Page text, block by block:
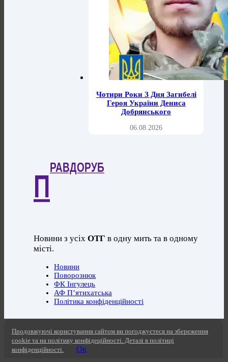
Чотири Роки З Дня Загибелі
Героя України Дениса
Добрянського
06.08.2026
П
РАВДОРУБ
Новини з усіхОТГ в одну мить та в одному
місті.
Новини
Поворознюк
ФК Інгулець
АФ П’ятихатська
Політика конфіденційності
Продовжуючі користування сайтом ви погоджуєтеся на збереження
cookie та на політику конфідеційності. Деталі в політиці
конфіденційності.
Ок